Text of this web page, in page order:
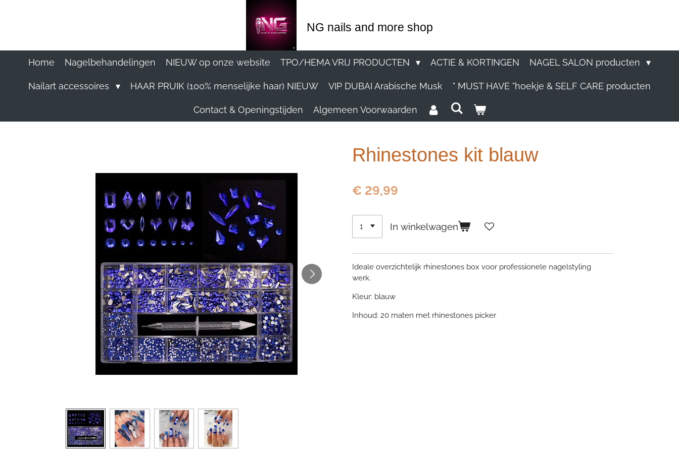
NG nails and more shop
Home Nagelbehandelingen NIEUW op onze website TPO/HEMA VRIJ PRODUCTEN ACTIE & KORTINGEN NAGEL SALON producten
Nailart accessoires HAAR PRUIK (100% menselijke haar) NIEUW VIP DUBAI Arabische Musk " MUST HAVE "hoekje & SELF CARE producten
Contact & Openingstijden Algemeen Voorwaarden
Rhinestones kit blauw
€ 29,99
In winkelwagen
Ideale overzichtelijk rhinestones box voor professionele nagelstyling
werk.
Kleur: blauw
Inhoud: 20 maten met rhinestones picker